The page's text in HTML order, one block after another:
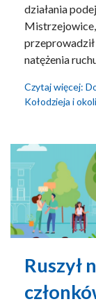
działania
natężenia
Czytaj więcej:
Kołodzieja i
Ruszył